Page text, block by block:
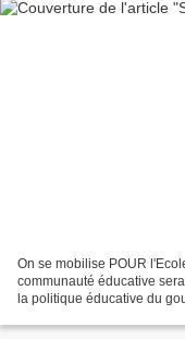
On se mobilise POUR
communauté éducative
la politique éducative du